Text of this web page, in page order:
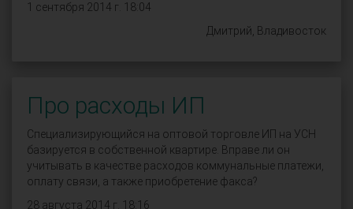
1 сентября 2014 г. 18:04
Дмитрий, Владивосток
Про расходы ИП
Специализирующийся на оптовой торговле ИП на УСН
базируется в собственной квартире. Вправе ли он
учитывать в качестве расходов коммунальные платежи,
оплату связи, а также приобретение факса?
28 августа 2014 г. 18:16